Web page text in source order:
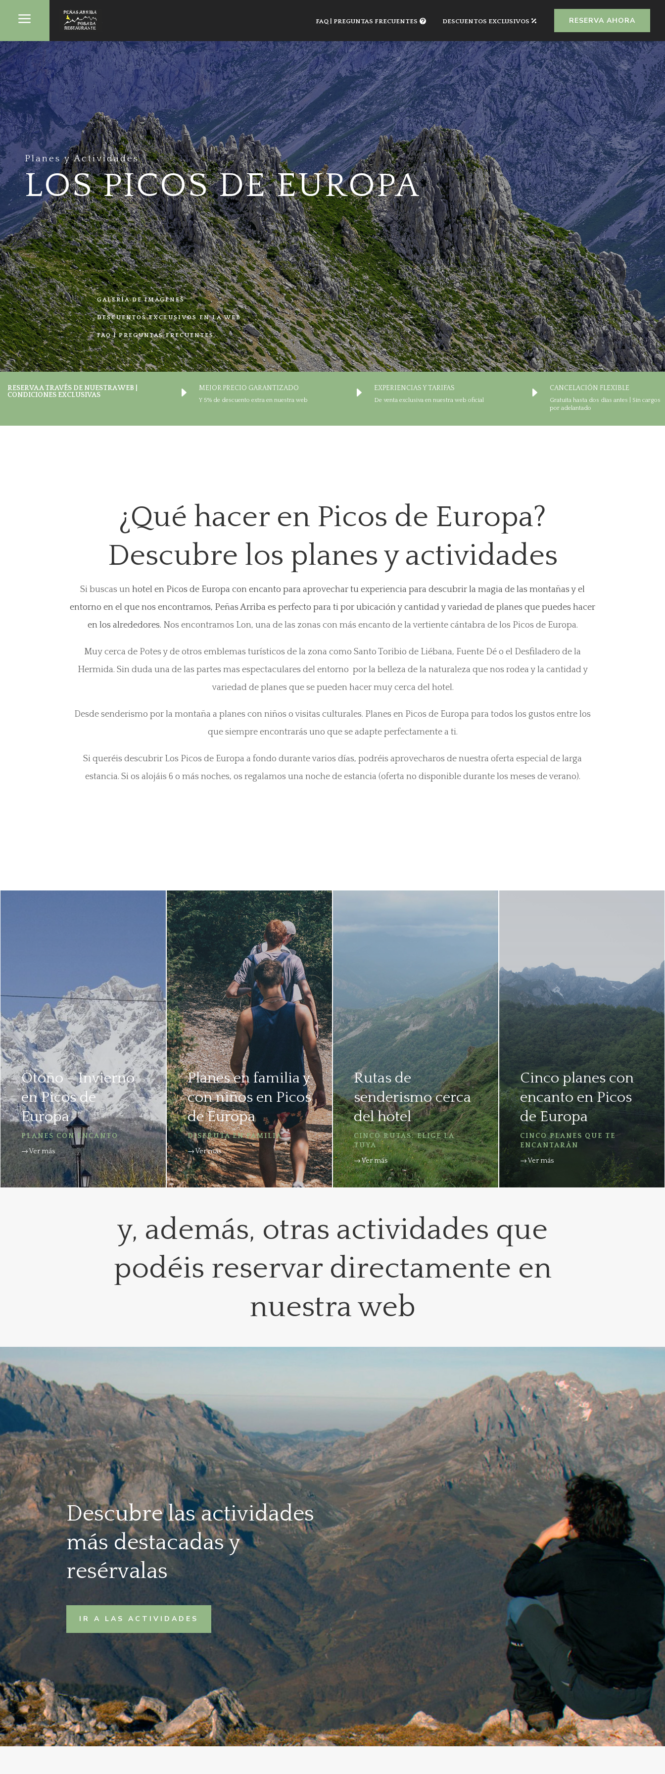
a FAQ | PREGUNTAS FRECUENTES DESCUENTOS EXCLUSIVOS RESERVA AHORA
Planes y Actividades
LOS PICOS DE EUROPA
GALERÍA DE IMÁGENES
DESCUENTOS EXCLUSIVOS EN LA WEB
FAQ | PREGUNTAS FRECUENTES
RESERVA A TRAVÉS DE NUESTRA WEB |
CONDICIONES EXCLUSIVAS
E MEJOR PRECIO GARANTIZADO
Y 5% de descuento extra en nuestra web E EXPERIENCIAS Y TARIFAS
De venta exclusiva en nuestra web oficial E CANCELACIÓN FLEXIBLE
Gratuita hasta dos días antes | Sin cargos
por adelantado
¿Qué hacer en Picos de Europa?
Descubre los planes y actividades
Si buscas un hotel en Picos de Europa con encanto para aprovechar tu experiencia para descubrir la magia de las montañas y el
entorno en el que nos encontramos, Peñas Arriba es perfecto para ti por ubicación y cantidad y variedad de planes que puedes hacer
en los alrededores. Nos encontramos Lon, una de las zonas con más encanto de la vertiente cántabra de los Picos de Europa.
Muy cerca de Potes y de otros emblemas turísticos de la zona como Santo Toribio de Liébana, Fuente Dé o el Desfiladero de la
Hermida. Sin duda una de las partes mas espectaculares del entorno por la belleza de la naturaleza que nos rodea y la cantidad y
variedad de planes que se pueden hacer muy cerca del hotel.
Desde senderismo por la montaña a planes con niños o visitas culturales. Planes en Picos de Europa para todos los gustos entre los
que siempre encontrarás uno que se adapte perfectamente a ti.
Si queréis descubrir Los Picos de Europa a fondo durante varios días, podréis aprovecharos de nuestra oferta especial de larga
estancia. Si os alojáis 6 o más noches, os regalamos una noche de estancia (oferta no disponible durante los meses de verano).
Otoño – Invierno
en Picos de
Europa
PLANES CON ENCANTO
→ Ver más
Planes en familia y
con niños en Picos
de Europa
DISFRUTA EN FAMILIA
→ Ver más
Rutas de
senderismo cerca
del hotel
CINCO RUTAS: ELIGE LA
TUYA
→ Ver más
Cinco planes con
encanto en Picos
de Europa
CINCO PLANES QUE TE
ENCANTARÁN
→ Ver más
y, además, otras actividades que
podéis reservar directamente en
nuestra web
Descubre las actividades
más destacadas y
resérvalas
IR A LAS ACTIVIDADES